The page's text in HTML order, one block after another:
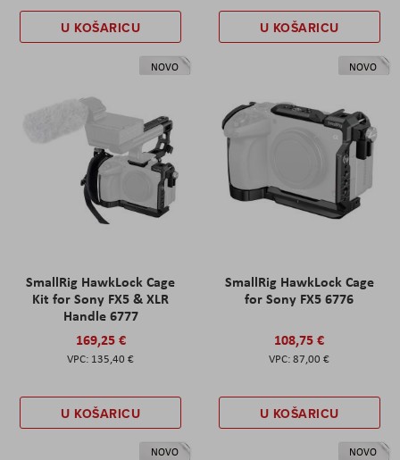
U KOŠARICU U KOŠARICU
NOVO
SmallRig HawkLock Cage
Kit for Sony FX5 & XLR
Handle 6777
169,25 €
135,40 €
U KOŠARICU
NOVO
SmallRig HawkLock Cage
for Sony FX5 6776
108,75 €
87,00 €
U KOŠARICU
NOVO NOVO